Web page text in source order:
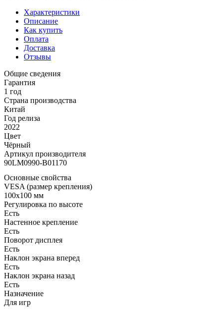
Характеристики
Описание
Как купить
Оплата
Доставка
Отзывы
Общие сведения
Гарантия
1 год
Страна производства
Китай
Год релиза
2022
Цвет
Чёрный
Артикул производителя
90LM0990-B01170
Основные свойства
VESA (размер крепления)
100x100 мм
Регулировка по высоте
Есть
Настенное крепление
Есть
Поворот дисплея
Есть
Наклон экрана вперед
Есть
Наклон экрана назад
Есть
Назначение
Для игр